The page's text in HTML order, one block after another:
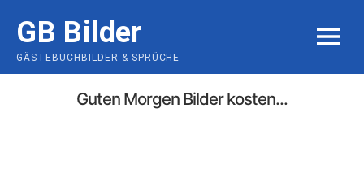
content
GB Bilder
GÄSTEBUCHBILDER & SPRÜCHE
MENU
Guten Morgen Bilder kosten...